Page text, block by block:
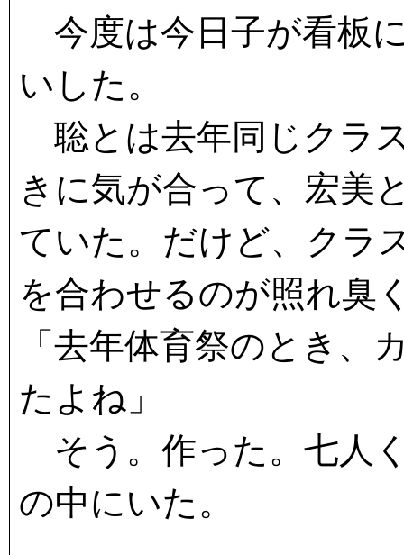
今度は今日子が看板
いした。
聡とは去年同じクラ
きに気が合って、宏美
ていた。だけど、クラ
を合わせるのが照れ臭
「去年体育祭のとき、
たよね」
そう。作った。七人
の中にいた。